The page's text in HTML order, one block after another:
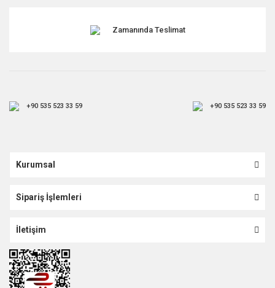
Zamanında Teslimat
+90 535 523 33 59 +90 535 523 33 59
Kurumsal
Sipariş İşlemleri
İletişim